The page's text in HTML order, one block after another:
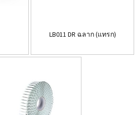
LB011 DR ฉลาก (แทรก)